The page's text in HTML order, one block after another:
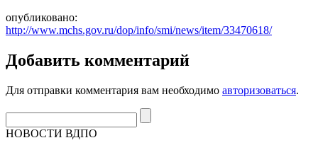
опубликовано:
http://www.mchs.gov.ru/dop/info/smi/news/item/33470618/
Добавить комментарий
Для отправки комментария вам необходимо авторизоваться.
НОВОСТИ ВДПО